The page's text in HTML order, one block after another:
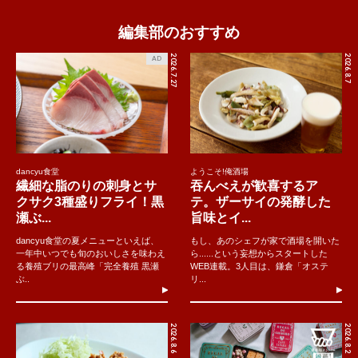
編集部のおすすめ
2026.7.27
AD
dancyu食堂
繊細な脂のりの刺身とサ
クサク3種盛りフライ！黒
瀬ぶ...
dancyu食堂の夏メニューといえば、
一年中いつでも旬のおいしさを味わえ
る養殖ブリの最高峰「完全養殖 黒瀬
ぶ..
2026.8.7
ようこそ!俺酒場
吞んべえが歓喜するア
テ。ザーサイの発酵した
旨味とイ...
もし、あのシェフが家で酒場を開いた
ら......という妄想からスタートした
WEB連載。3人目は、鎌倉「オステ
リ...
2026.8.6 2026.8.2